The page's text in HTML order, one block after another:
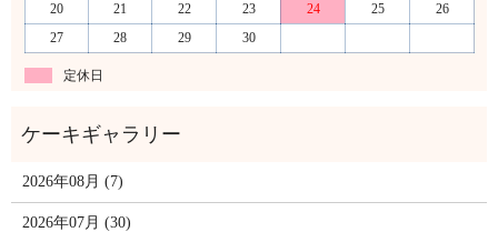
20
21 22 23 24 25
26
27
28 29 30
定休日
2026年08月 (7)
2026年07月 (30)